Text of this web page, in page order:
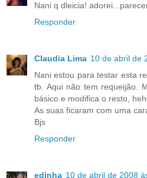
Nani q dleicia!
Responder
Claudia Lima 10 de abril de
Nani estou para testar esta
tb. Aqui não tem requeijão.
básico e modifica o resto,
As suas ficaram com uma
Bjs
Responder
edinha 10 de abril de 2008